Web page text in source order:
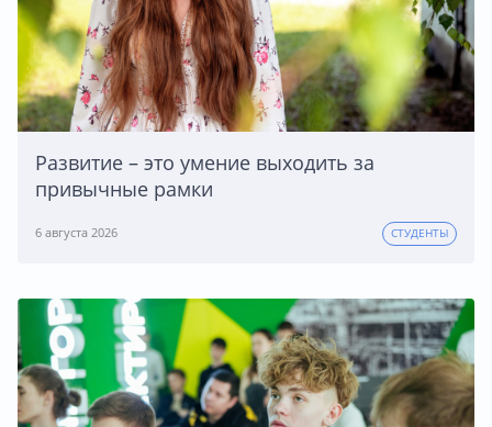
Развитие – это умение выходить за
привычные рамки
6 августа 2026 СТУДЕНТЫ